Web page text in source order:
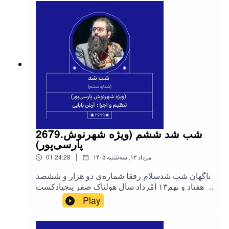
توبا»برای حمایت از ما به لینک حامی‌باش داستان شب
مراجعه کنید :👇🏻
hamibash.com/dastaneshab‌#داستان_شب@dastan
2679.شب شد ششم (ویژه شهرنوش
پارسی‌پور)
01:24:28 | ۱۴۰۵ مرداد ۱۳, سه‌شنبه
ناگهان شب شدسلام رفقا شماره‌ی دو هزار و ششصد
و هفتاد و نهم۱۳ امُرداد سال هولناک صفر پنجپادکست
«#شب_شد»(شماره ششم)سردبیر و اجرا
:«#آرش_بابایی»در شب شد ششم سبب آسمانی
شدن خانم «#شهرنوش_پارسی_پور» و همکاری
Play